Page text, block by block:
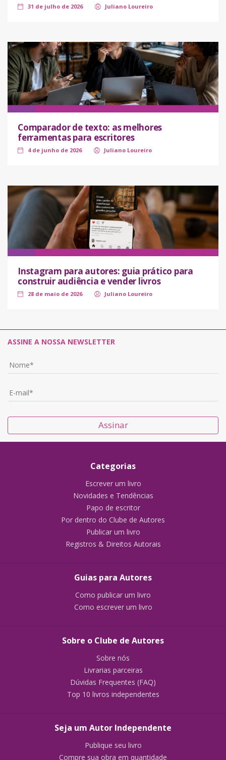
31 de julho de 2026 Juliano Loureiro
Comparador de texto: as melhores
ferramentas para escritores
4 de junho de 2026 Juliano Loureiro
Instagram para autores: guia prático para
construir audiência e vender livros
28 de maio de 2026 Juliano Loureiro
ASSINE A NOSSA NEWSLETTER
Assinar
Categorias
Escrever um livro
Novidades e Tendências
Papo de escritor
Por dentro do Clube de Autores
Publicar um livro
Registros & Direitos Autorais
Guias para Autores
Como publicar um livro
Como escrever um livro
Sobre o Clube de Autores
Sobre nós
Livrarias parceiras
Dúvidas Frequentes (FAQ)
Top 10 livros independentes
Seja um Autor Independente
Publique seu livro
Compre sua obra em quantidade